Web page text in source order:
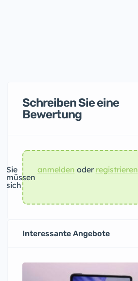
Schreiben Sie eine
Bewertung
Sie
müssen
sich
anmelden oder registrieren
Interessante Angebote